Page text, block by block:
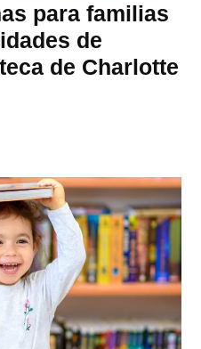
para familias
de
de Charlotte